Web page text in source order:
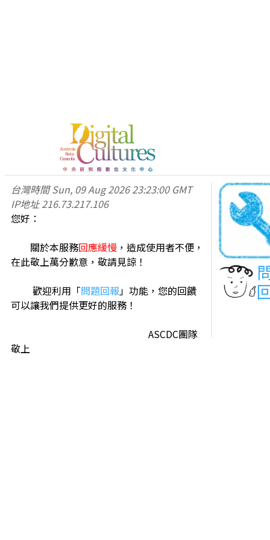
台灣時間Sun, 09 Aug 2026 23:23:00 GMT
IP地址216.73.217.106
您好：
關於本服務回應緩慢 ，造成使用者不便，
在此敬上萬分歉意，敬請見諒！
歡迎利用「問題回報」功能，您的回饋
可以讓我們提供更好的服務！
ASCDC團隊
敬上